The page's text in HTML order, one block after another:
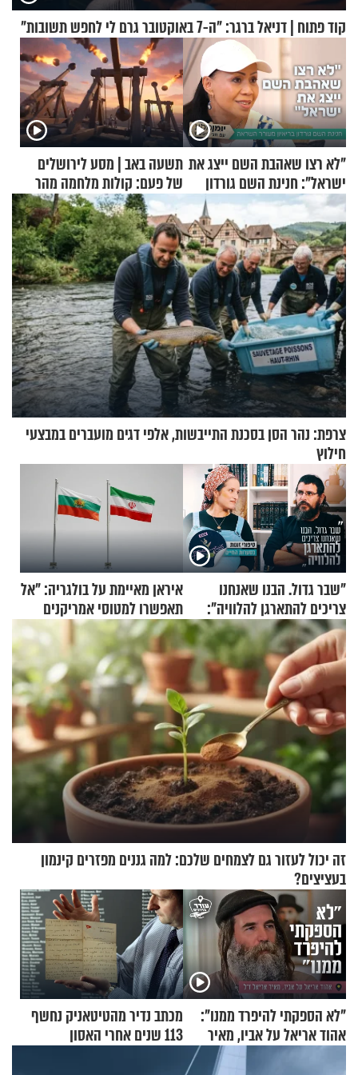
קוד פתוח | דניאל ברגר: "ה-7 באוקטובר גרם לי לחפש תשובות"
"לא רצו שאהבת השם ייצג את
ישראל": חנינת השם גורדון
בריאיון מעורר השראה
תשעה באב | מסע לירושלים
של פעם: קולות מלחמה מהר
הזיתים
צרפת: נהר הסן בסכנת התייבשות, אלפי דגים מועברים במבצעי
חילוץ
"שבר גדול. הבנו שאנחנו
צריכים להתארגן להלוויה":
זוגיות במבחן, הפעם עם מרים
וגד דנינו
איראן מאיימת על בולגריה: "אל
תאפשרו למטוסי אמריקנים
להמריא מהשטח שלכם"
זה יכול לעזור גם לצמחים שלכם: למה גננים מפזרים קינמון
בעציצים?
"לא הספקתי להיפרד ממנו":
אהוד אריאל על אביו, מאיר
מכתב נדיר מהטיטאניק נחשף
113 שנים אחרי האסון